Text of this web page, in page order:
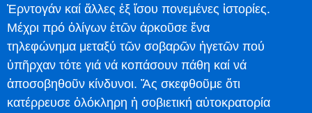
Ἐρντογάν καί ἄλλες ἐξ ἴσου πονεμένες ἱστορίες.
Μέχρι πρό ὀλίγων ἐτῶν ἀρκοῦσε ἕνα
τηλεφώνημα μεταξύ τῶν σοβαρῶν ἡγετῶν πού
ὑπῆρχαν τότε γιά νά κοπάσουν πάθη καί νά
ἀποσοβηθοῦν κίνδυνοι. Ἄς σκεφθοῦμε ὅτι
κατέρρευσε ὁλόκληρη ἡ σοβιετική αὐτοκρατορία